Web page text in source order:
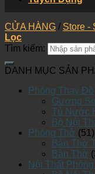
CỬA HÀNG / Store -
Lọc
Tìm kiếm:
DANH MỤC SẢN
Phòng Thay Đồ
Gương
Tủ Nước
Bộ Nội
Phòng Thờ (51)
Bàn Thờ
Bàn Thờ
Nội Thất